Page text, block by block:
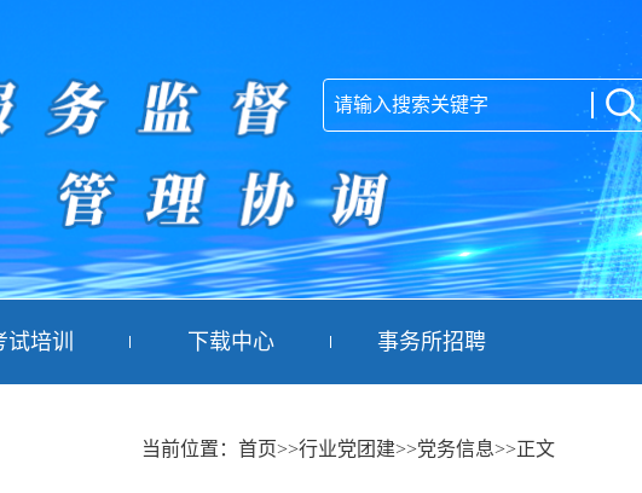
试培训 下载中心 事务所招聘
当前位置： 首页>>行业党团建>>党务信息>>正文